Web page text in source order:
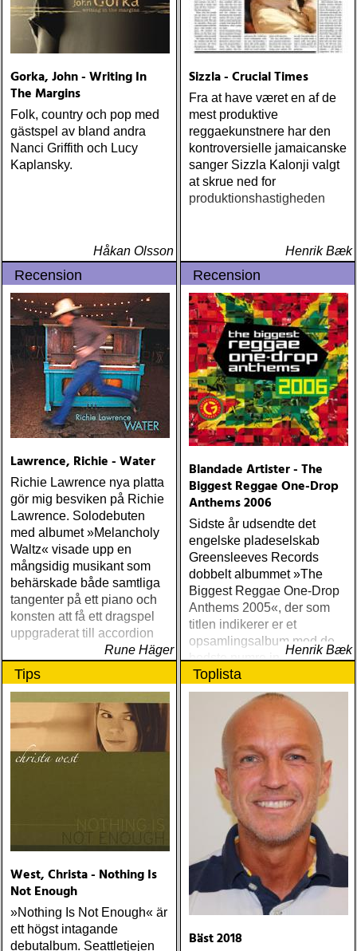
(Nonesuch) Sam Baker Say
Grace (Sam Baker Music)
Guy Clark My Favorite
Richard Lindgren Driftwood
(Rootsy) Chip Taylor Block
Out The Sirens Of This
Lonely World (Trainwreck)
Nick Cave & The Bad
Seeds Push The Sky Away
Unheard Studio Sessions &
Demos 1971-1972
(Omnivore) Naturligtvis
borde alla årets Rootsy-
plattor vara med på listan,
men jag har istället valt att
bara lista de plattor jag
lyssnat på väsentligt mycket
mer än vad tjänsten kräver
Gorka, John - Writing In
The Margins
Folk, country och pop med
gästspel av bland andra
Nanci Griffith och Lucy
Kaplansky.
Håkan Olsson
Sizzla - Crucial Times
Fra at have været en af de
mest produktive
reggaekunstnere har den
kontroversielle jamaicanske
sanger Sizzla Kalonji valgt
at skrue ned for
produktionshastigheden
Henrik Bæk
Recension
Lawrence, Richie - Water
Richie Lawrence nya platta
gör mig besviken på Richie
Lawrence. Solodebuten
med albumet »Melancholy
Waltz« visade upp en
mångsidig musikant som
behärskade både samtliga
tangenter på ett piano och
konsten att få ett dragspel
uppgraderat till accordion
Rune Häger
Recension
Blandade Artister - The
Biggest Reggae One-Drop
Anthems 2006
Sidste år udsendte det
engelske pladeselskab
Greensleeves Records
dobbelt albummet »The
Biggest Reggae One-Drop
Anthems 2005«, der som
titlen indikerer er et
opsamlingsalbum med de
bedste numre indenfor den
populære reggaestil kaldet
one-drop
Henrik Bæk
Tips
West, Christa - Nothing Is
Not Enough
»Nothing Is Not Enough« är
ett högst intagande
debutalbum. Seattletjejen
Toplista
Bäst 2018